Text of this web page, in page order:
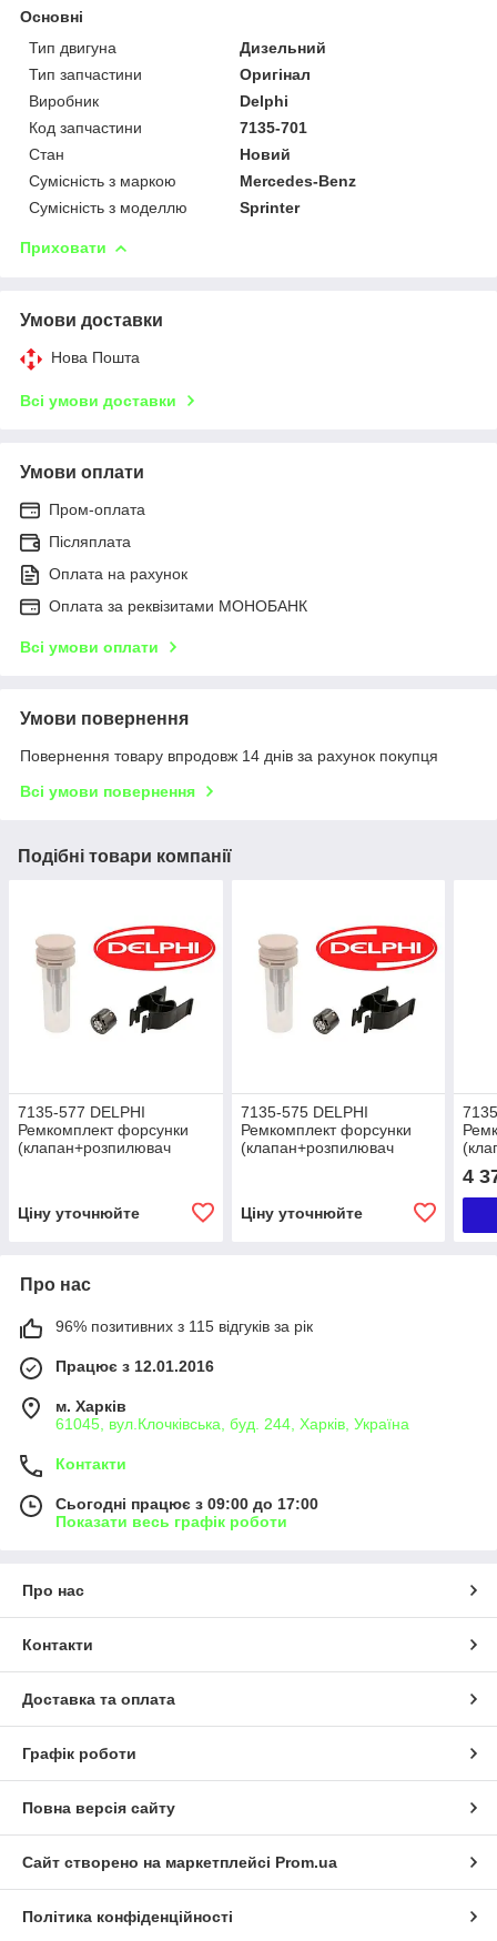
Основні
Тип двигуна
Дизельний
Тип запчастини
Оригінал
Виробник
Delphi
Код запчастини
7135-701
Стан
Новий
Сумісність з маркою
Mercedes-Benz
Сумісність з моделлю
Sprinter
Приховати
Умови доставки
Нова Пошта
Всі умови доставки
Умови оплати
Пром-оплата
Післяплата
Оплата на рахунок
Оплата за реквізитами МОНОБАНК
Всі умови оплати
Умови повернення
Повернення товару впродовж 14 днів за рахунок покупця
Всі умови повернення
Подібні товари компанії
7135-577 DELPHI
Ремкомплект форсунки
(клапан+розпилювач
Ціну уточнюйте
7135-575 DELPHI
Ремкомплект форсунки
(клапан+розпилювач
Ціну уточнюйте
4
Про нас
96% позитивних з 115 відгуків за рік
Працює з 12.01.2016
м. Харків
61045, вул.Клочківська, буд. 244, Харків, Україна
Контакти
Сьогодні працює з 09:00 до 17:00
Показати весь графік роботи
Про нас
Контакти
Доставка та оплата
Графік роботи
Повна версія сайту
Сайт створено на маркетплейсі Prom.ua
Політика конфіденційності